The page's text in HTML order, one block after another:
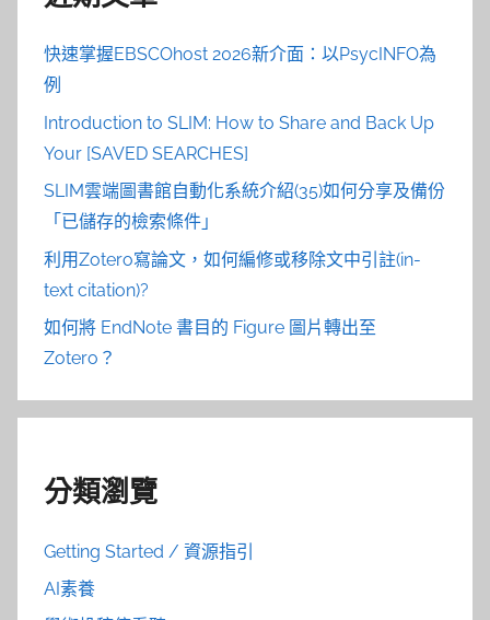
快速掌握EBSCOhost 2026新介面：以PsycINFO為
例
Introduction to SLIM: How to Share and Back Up
Your [SAVED SEARCHES]
SLIM雲端圖書館自動化系統介紹(35)如何分享及備份
「已儲存的檢索條件」
利用Zotero寫論文，如何編修或移除文中引註(in-
text citation)?
如何將 EndNote 書目的 Figure 圖片轉出至
Zotero？
分類瀏覽
Getting Started / 資源指引
AI素養